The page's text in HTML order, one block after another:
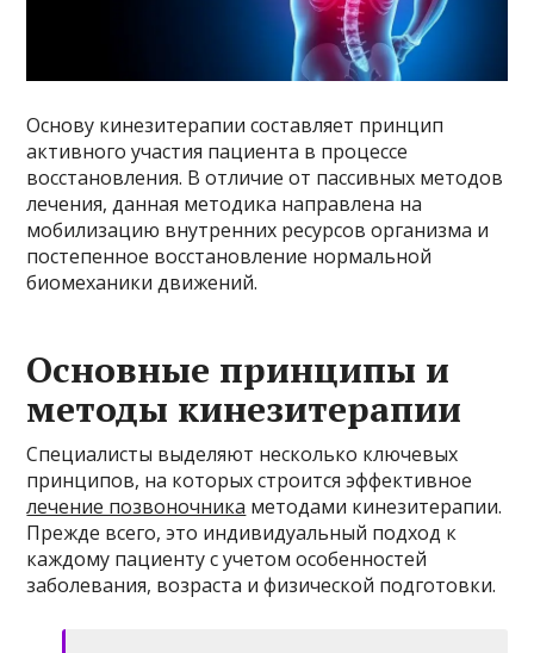
Основу кинезитерапии составляет принцип
активного участия пациента в процессе
восстановления. В отличие от пассивных методов
лечения, данная методика направлена на
мобилизацию внутренних ресурсов организма и
постепенное восстановление нормальной
биомеханики движений.
Основные принципы и
методы кинезитерапии
Специалисты выделяют несколько ключевых
принципов, на которых строится эффективное
лечение позвоночника методами кинезитерапии.
Прежде всего, это индивидуальный подход к
каждому пациенту с учетом особенностей
заболевания, возраста и физической подготовки.